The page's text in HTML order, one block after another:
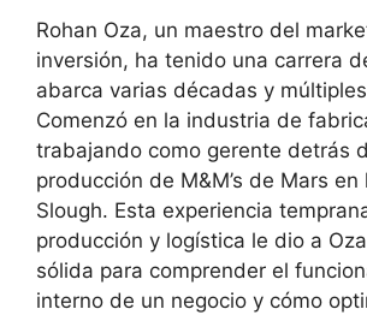
Rohan Oza, un maestro del
inversión, ha tenido una carrera
abarca varias décadas y
Comenzó en la industria de
trabajando como gerente detrás
producción de M&M’s de Mars
Slough. Esta experiencia
producción y logística le dio a
sólida para comprender el
interno de un negocio y cómo